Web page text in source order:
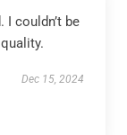
couldn’t be
Dec 15, 2024